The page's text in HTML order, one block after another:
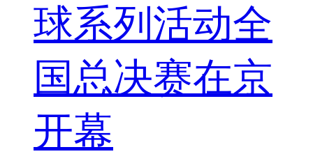
球系列活动全
国总决赛在京
开幕